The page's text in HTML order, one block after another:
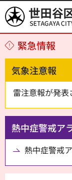
世田谷区
緊急情報
気象注意報
雷注意報が発表
熱中症警戒ア
熱中症警戒